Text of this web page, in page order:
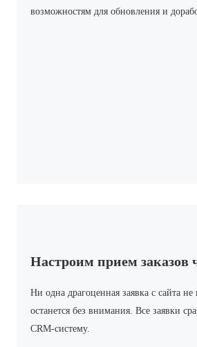
возможностям для обновления и
Настроим прием заказов
Ни одна драгоценная заявка с сайта не
останется без внимания. Все заявки
CRM-систему.